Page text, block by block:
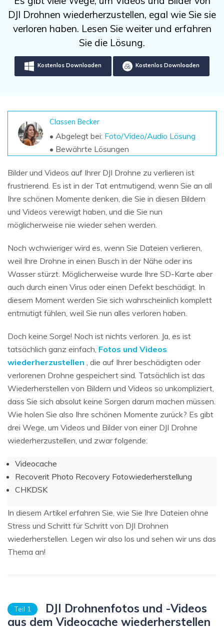
Unbegrenzte Daten vom Mac-System
wiederherstellen
Kostenlos Testen
Weitere Produkte
UBackit - Datensicherung
Datenverlust-Szenarien
ALLE FUNKTIONEN ENTDECKEN
Aktuelles Thema
Sign In
DJI Drohnen wiederherzustellen, egal wie Sie sie
verloren haben. Lesen Sie weiter und erfahren
Sie die Lösung.
Kostenlos Downloaden Kostenlos Downloaden
Classen Becker
• Abgelegt bei: Foto/Video/Audio Lösung
• Bewährte Lösungen
Bilder und Videos auf Ihrer DJI Drohne zu verlieren ist
frustrierend. Es ist in der Tat entmutigend, wenn Sie an all
Ihre schönen Momente denken, die Sie in diesen Bildern
und Videos verewigt haben, und die Sie nun
möglicherweise nie wieder sehen werden.
Noch wchwieriger wird es, wenn Sie Dateien verlieren,
weil Ihre Drohne in einen Busch in der Nähe oder ins
Wasser stürzt. Möglicherweise wurde Ihre SD-Karte aber
auch durch einen Virus oder einen Defekt beschädigt. In
diesem Moment werden Sie sich wahrscheinlich komplett
entmutigt fühlen, weil Sie nun alles verloren haben.
Doch keine Sorge! Noch ist nichts verloren. Ja, es ist
tatsächlich ganz einfach, Fotos und Videos
wiederherzustellen , die auf Ihrer beschädigten oder
verlorenen Drohne gespeichert sind. Tatsächlich ist das
Wiederherstellen von Bildern und Videos so unkompliziert,
dass Sie sich absolut keine Sorgen darum machen müssen.
Wie holen Sie also Ihre schönen Momente zurück? Es gibt
drei Wege, um Videos und Bilder von einer DJI Drohne
wiederherzustellen, und zwar folgende:
Videocache
Recoverit Photo Recovery Fotowiederherstellung
CHKDSK
In diesem Artikel erfahren Sie, wie Sie Ihre Dateien ohne
Stress und Schritt für Schritt von DJI Drohnen
wiederherstellen. Legen wir also los und sehen wir uns das
Thema an!
Teil 1
DJI Drohnenfotos und -Videos
aus dem Videocache wiederherstellen